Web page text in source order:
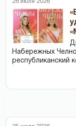
26 июля 2026
Набережных
республиканский